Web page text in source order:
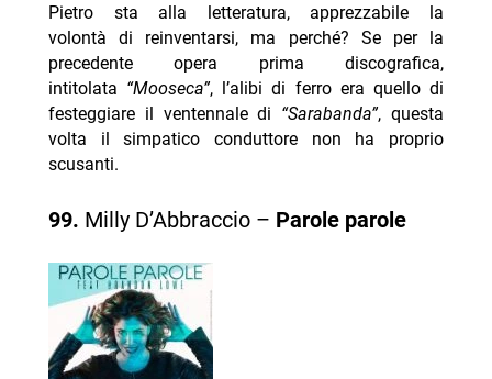
Pietro sta alla letteratura, apprezzabile la
volontà di reinventarsi, ma perché? Se per la
precedente opera prima discografica,
intitolata “Mooseca”, l’alibi di ferro era quello di
festeggiare il ventennale di “Sarabanda”, questa
volta il simpatico conduttore non ha proprio
scusanti.
99. Milly D’Abbraccio – Parole parole